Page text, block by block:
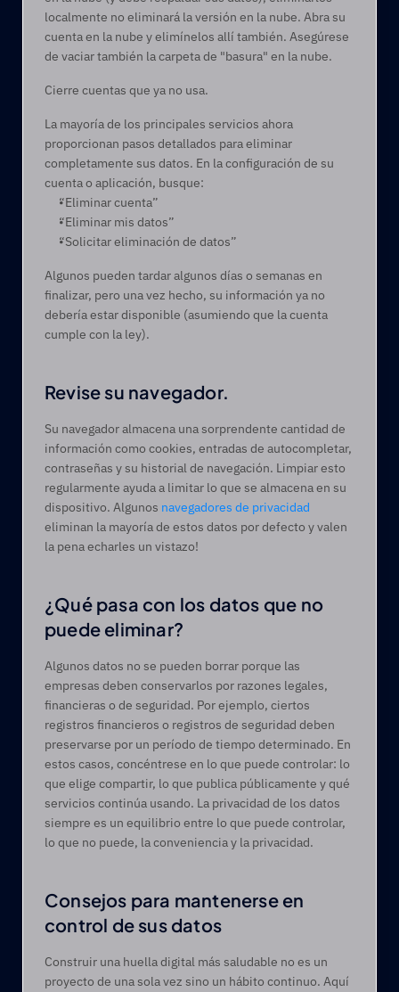
localmente no eliminará la versión en la nube. Abra su
cuenta en la nube y elimínelos allí también. Asegúrese
de vaciar también la carpeta de "basura" en la nube.
Cierre cuentas que ya no usa.
La mayoría de los principales servicios ahora
proporcionan pasos detallados para eliminar
completamente sus datos. En la configuración de su
cuenta o aplicación, busque:
“Eliminar cuenta”
“Eliminar mis datos”
“Solicitar eliminación de datos”
Algunos pueden tardar algunos días o semanas en
finalizar, pero una vez hecho, su información ya no
debería estar disponible (asumiendo que la cuenta
cumple con la ley).
Revise su navegador.
Su navegador almacena una sorprendente cantidad de
información como cookies, entradas de autocompletar,
contraseñas y su historial de navegación. Limpiar esto
regularmente ayuda a limitar lo que se almacena en su
dispositivo. Algunos navegadores de privacidad
eliminan la mayoría de estos datos por defecto y valen
la pena echarles un vistazo!
¿Qué pasa con los datos que no
puede eliminar?
Algunos datos no se pueden borrar porque las
empresas deben conservarlos por razones legales,
financieras o de seguridad. Por ejemplo, ciertos
registros financieros o registros de seguridad deben
preservarse por un período de tiempo determinado. En
estos casos, concéntrese en lo que puede controlar: lo
que elige compartir, lo que publica públicamente y qué
servicios continúa usando. La privacidad de los datos
siempre es un equilibrio entre lo que puede controlar,
lo que no puede, la conveniencia y la privacidad.
Consejos para mantenerse en
control de sus datos
Construir una huella digital más saludable no es un
proyecto de una sola vez sino un hábito continuo. Aquí